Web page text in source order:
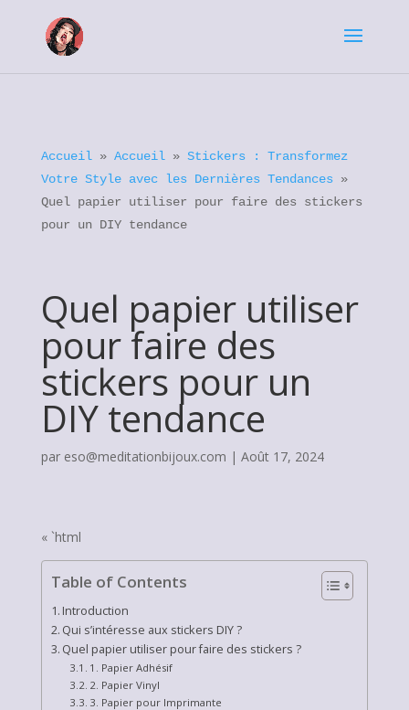
Accueil» Accueil» Stickers : Transformez
Votre Style avec les Dernières Tendances»
Quel papier utiliser pour faire des stickers
pour un DIY tendance
Quel papier utiliser
pour faire des
stickers pour un
DIY tendance
par eso@meditationbijoux.com | Août 17, 2024
« `html
Table of Contents
Introduction
Qui s’intéresse aux stickers DIY ?
Quel papier utiliser pour faire des stickers ?
1. Papier Adhésif
2. Papier Vinyl
3. Papier pour Imprimante